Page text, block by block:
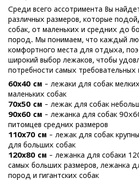
Среди всего ассотримента Вы
различных размеров, которые
собак, от маленьких и средних до
пород. Мы понимаем, что каждый
комфортного места для отдыха,
широкий выбор лежаков, чтобы
потребности самых требовательных
60х40 см - лежаки для собак
маленьких собак
70х50 см - лежак для собак
90х60 см - лежанка для собак
питомцев средних размеров
110х70 см - лежак для собак
для больших собак
120х80 см - лежанка для собаки
самых больших размеров, лежанка
пород и гигантских собак